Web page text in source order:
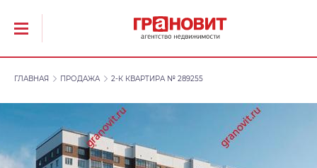
ГЛАВНАЯ ПРОДАЖА 2-К КВАРТИРА № 289255